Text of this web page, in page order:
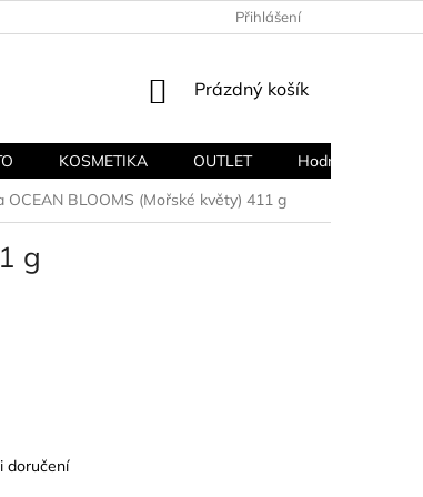
PODMÍNKY OCHRANY OSOBNÍCH ÚDAJŮ
Přihlášení
NÁKUPNÍ
Prázdný košík
KOSMETIKA OUTLET
Hodnocení
BLOOMS (Mořské květy) 411 g
g
doručení